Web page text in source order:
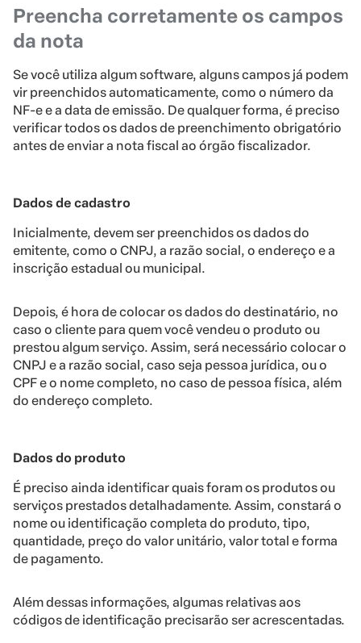
Preencha corretamente os campos
da nota
Se você utiliza algum software, alguns campos já podem
vir preenchidos automaticamente, como o número da
NF-e e a data de emissão. De qualquer forma, é preciso
verificar todos os dados de preenchimento obrigatório
antes de enviar a nota fiscal ao órgão fiscalizador.
Dados de cadastro
Inicialmente, devem ser preenchidos os dados do
emitente, como o CNPJ, a razão social, o endereço e a
inscrição estadual ou municipal.
Depois, é hora de colocar os dados do destinatário, no
caso o cliente para quem você vendeu o produto ou
prestou algum serviço. Assim, será necessário colocar o
CNPJ e a razão social, caso seja pessoa jurídica, ou o
CPF e o nome completo, no caso de pessoa física, além
do endereço completo.
Dados do produto
É preciso ainda identificar quais foram os produtos ou
serviços prestados detalhadamente. Assim, constará o
nome ou identificação completa do produto, tipo,
quantidade, preço do valor unitário, valor total e forma
de pagamento.
Além dessas informações, algumas relativas aos
códigos de identificação precisarão ser acrescentadas.